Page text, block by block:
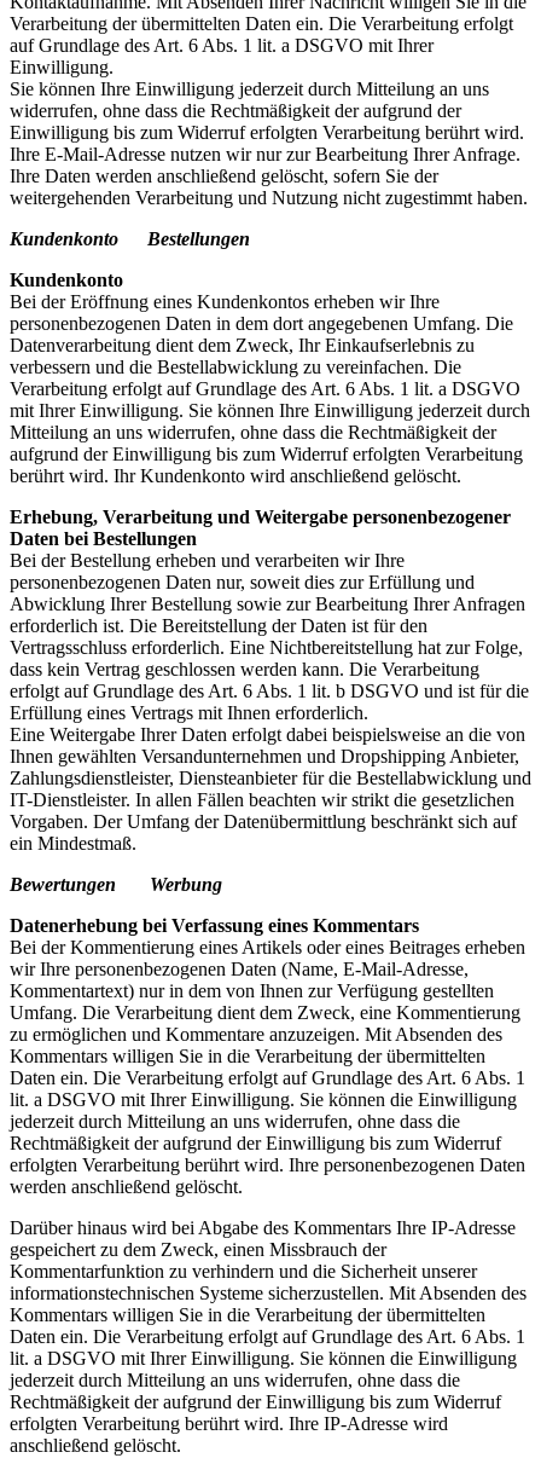
Verarbeitung der übermittelten Daten ein. Die Verarbeitung erfolgt
auf Grundlage des Art. 6 Abs. 1 lit. a DSGVO mit Ihrer
Einwilligung.
Sie können Ihre Einwilligung jederzeit durch Mitteilung an uns
widerrufen, ohne dass die Rechtmäßigkeit der aufgrund der
Einwilligung bis zum Widerruf erfolgten Verarbeitung berührt wird.
Ihre E-Mail-Adresse nutzen wir nur zur Bearbeitung Ihrer Anfrage.
Ihre Daten werden anschließend gelöscht, sofern Sie der
weitergehenden Verarbeitung und Nutzung nicht zugestimmt haben.
Kundenkonto Bestellungen
Kundenkonto
Bei der Eröffnung eines Kundenkontos erheben wir Ihre
personenbezogenen Daten in dem dort angegebenen Umfang. Die
Datenverarbeitung dient dem Zweck, Ihr Einkaufserlebnis zu
verbessern und die Bestellabwicklung zu vereinfachen. Die
Verarbeitung erfolgt auf Grundlage des Art. 6 Abs. 1 lit. a DSGVO
mit Ihrer Einwilligung. Sie können Ihre Einwilligung jederzeit durch
Mitteilung an uns widerrufen, ohne dass die Rechtmäßigkeit der
aufgrund der Einwilligung bis zum Widerruf erfolgten Verarbeitung
berührt wird. Ihr Kundenkonto wird anschließend gelöscht.
Erhebung, Verarbeitung und Weitergabe personenbezogener
Daten bei Bestellungen
Bei der Bestellung erheben und verarbeiten wir Ihre
personenbezogenen Daten nur, soweit dies zur Erfüllung und
Abwicklung Ihrer Bestellung sowie zur Bearbeitung Ihrer Anfragen
erforderlich ist. Die Bereitstellung der Daten ist für den
Vertragsschluss erforderlich. Eine Nichtbereitstellung hat zur Folge,
dass kein Vertrag geschlossen werden kann. Die Verarbeitung
erfolgt auf Grundlage des Art. 6 Abs. 1 lit. b DSGVO und ist für die
Erfüllung eines Vertrags mit Ihnen erforderlich.
Eine Weitergabe Ihrer Daten erfolgt dabei beispielsweise an die von
Ihnen gewählten Versandunternehmen und Dropshipping Anbieter,
Zahlungsdienstleister, Diensteanbieter für die Bestellabwicklung und
IT-Dienstleister. In allen Fällen beachten wir strikt die gesetzlichen
Vorgaben. Der Umfang der Datenübermittlung beschränkt sich auf
ein Mindestmaß.
Bewertungen
Werbung
Datenerhebung bei Verfassung eines Kommentars
Bei der Kommentierung eines Artikels oder eines Beitrages erheben
wir Ihre personenbezogenen Daten (Name, E-Mail-Adresse,
Kommentartext) nur in dem von Ihnen zur Verfügung gestellten
Umfang. Die Verarbeitung dient dem Zweck, eine Kommentierung
zu ermöglichen und Kommentare anzuzeigen. Mit Absenden des
Kommentars willigen Sie in die Verarbeitung der übermittelten
Daten ein. Die Verarbeitung erfolgt auf Grundlage des Art. 6 Abs. 1
lit. a DSGVO mit Ihrer Einwilligung. Sie können die Einwilligung
jederzeit durch Mitteilung an uns widerrufen, ohne dass die
Rechtmäßigkeit der aufgrund der Einwilligung bis zum Widerruf
erfolgten Verarbeitung berührt wird. Ihre personenbezogenen Daten
werden anschließend gelöscht.
Darüber hinaus wird bei Abgabe des Kommentars Ihre IP-Adresse
gespeichert zu dem Zweck, einen Missbrauch der
Kommentarfunktion zu verhindern und die Sicherheit unserer
informationstechnischen Systeme sicherzustellen. Mit Absenden des
Kommentars willigen Sie in die Verarbeitung der übermittelten
Daten ein. Die Verarbeitung erfolgt auf Grundlage des Art. 6 Abs. 1
lit. a DSGVO mit Ihrer Einwilligung. Sie können die Einwilligung
jederzeit durch Mitteilung an uns widerrufen, ohne dass die
Rechtmäßigkeit der aufgrund der Einwilligung bis zum Widerruf
erfolgten Verarbeitung berührt wird. Ihre IP-Adresse wird
anschließend gelöscht.